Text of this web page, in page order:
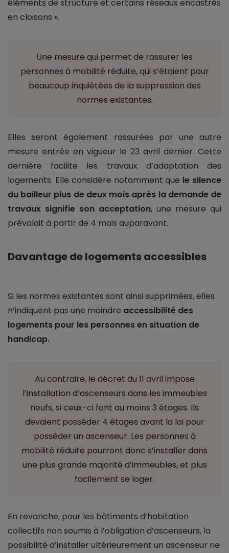
éléments de structure et certains réseaux encastrés
en cloisons ».
Une mesure qui permet de rassurer les
personnes à mobilité réduite, qui s’étaient pour
beaucoup inquiétées de la suppression des
normes existantes.
Elles seront également rassurées par une autre
mesure entrée en vigueur le 23 avril dernier. Cette
dernière facilite les travaux d’adaptation des
logements. Elle considère notamment que le silence
du bailleur plus de deux mois après la demande de
travaux signifie son acceptation, une mesure qui
prévalait à partir de 4 mois auparavant.
Davantage de logements accessibles
Si les normes existantes sont ainsi supprimées, elles
n’indiquent pas une moindre accessibilité des
logements pour les personnes en situation de
handicap.
Au contraire, le décret du 11 avril impose
l’installation d’ascenseurs dans les immeubles
neufs, si ceux-ci font au moins 3 étages. Ils
devaient posséder 4 étages avant la loi pour
posséder un ascenseur. Les personnes à
mobilité réduite pourront donc s’installer dans
une plus grande majorité d’immeubles, et plus
facilement se loger.
En revanche, pour les bâtiments d’habitation
collectifs non soumis à l’obligation d’ascenseurs, la
possibilité d’installer ultérieurement un ascenseur ne